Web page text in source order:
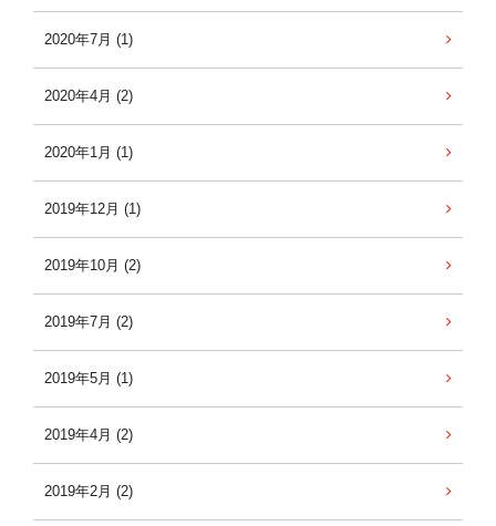
2020年7月 (1)
2020年4月 (2)
2020年1月 (1)
2019年12月 (1)
2019年10月 (2)
2019年7月 (2)
2019年5月 (1)
2019年4月 (2)
2019年2月 (2)